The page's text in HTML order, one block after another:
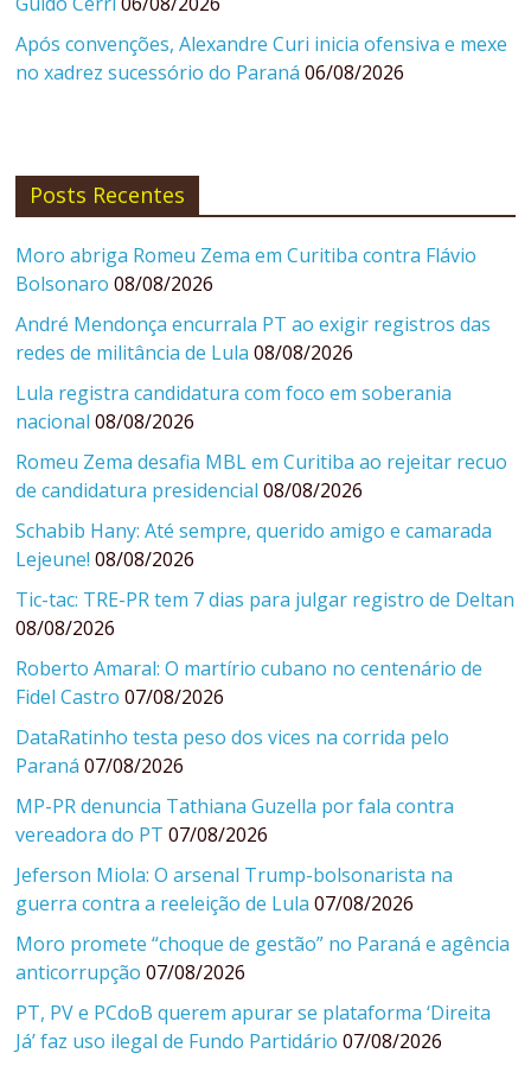
Após convenções, Alexandre Curi inicia ofensiva e mexe
no xadrez sucessório do Paraná 06/08/2026
Posts Recentes
Moro abriga Romeu Zema em Curitiba contra Flávio
Bolsonaro 08/08/2026
André Mendonça encurrala PT ao exigir registros das
redes de militância de Lula 08/08/2026
Lula registra candidatura com foco em soberania
nacional 08/08/2026
Romeu Zema desafia MBL em Curitiba ao rejeitar recuo
de candidatura presidencial 08/08/2026
Schabib Hany: Até sempre, querido amigo e camarada
Lejeune! 08/08/2026
Tic-tac: TRE-PR tem 7 dias para julgar registro de Deltan
08/08/2026
Roberto Amaral: O martírio cubano no centenário de
Fidel Castro 07/08/2026
DataRatinho testa peso dos vices na corrida pelo
Paraná 07/08/2026
MP-PR denuncia Tathiana Guzella por fala contra
vereadora do PT 07/08/2026
Jeferson Miola: O arsenal Trump-bolsonarista na
guerra contra a reeleição de Lula 07/08/2026
Moro promete “choque de gestão” no Paraná e agência
anticorrupção 07/08/2026
PT, PV e PCdoB querem apurar se plataforma ‘Direita
Já’ faz uso ilegal de Fundo Partidário 07/08/2026